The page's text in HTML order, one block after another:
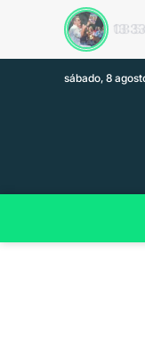
13:33
sábado, 8